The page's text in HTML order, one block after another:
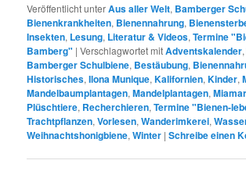
Veröffentlicht unterAus aller Welt, Bamberger
Bienenkrankheiten, Bienennahrung,
Insekten, Lesung, Literatur & Videos,Termine
Bamberg" |Verschlagwortet mitAdventskalender,
Bamberger Schulbiene, Bestäubung,
Historisches,Ilona Munique,Kalifornien,Kinder,
Mandelbaumplantagen,Mandelplantagen,
Plüschtiere, Recherchieren,Termine "Bienen-
Trachtpflanzen,Vorlesen,Wanderimkerei,
Weihnachtshonigbiene,Winter |Schreibe einen